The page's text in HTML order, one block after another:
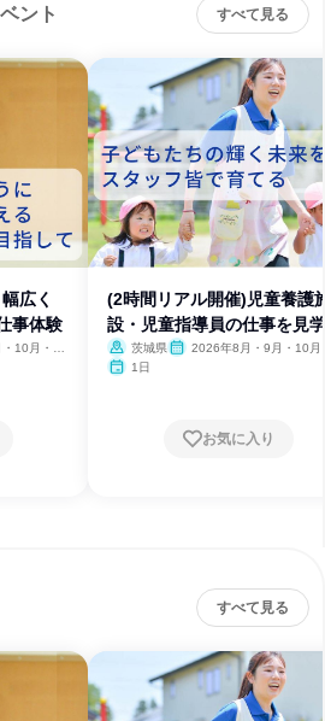
ント すべて見る
広く
事体験
10月・11
(2時間リアル開催)児童養護
設・児童指導員の仕事を見学
茨城県
2026年8月・9月・10月
1日
お気に入り
すべて見る